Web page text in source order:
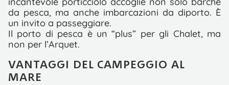
da pesca, ma anche imbarcazioni da diporto. È
un invito a passeggiare.
Il porto di pesca è un “plus” per gli Chalet, ma
non per l’Arquet.
VANTAGGI DEL CAMPEGGIO AL
MARE